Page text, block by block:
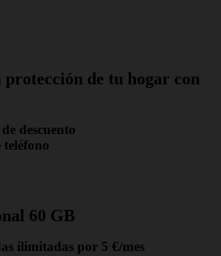
protección de tu hogar con
descuento
60 GB
ilimitadas por 5 €/mes